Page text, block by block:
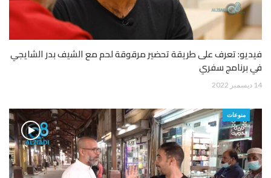
فيديو: تعرف على طريقة تحضير مرقوقة لحم مع الشيف بدر الشايجي
في برنامج سفري
14 ديسمبر 2022
منوعات